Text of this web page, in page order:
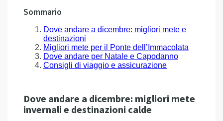
Sommario
Dove andare a dicembre: migliori mete e
destinazioni
Migliori mete per il Ponte dell’Immacolata
Dove andare per Natale e Capodanno
Consigli di viaggio e assicurazione
Dove andare a dicembre: migliori mete
invernali e destinazioni calde